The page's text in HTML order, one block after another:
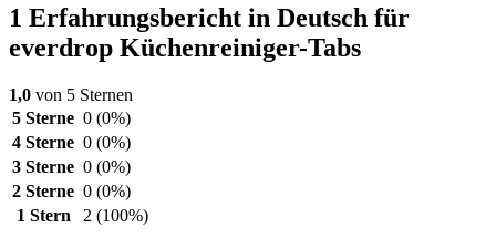
1 Erfahrungsbericht in Deutsch für
everdrop Küchenreiniger-Tabs
1,0 von 5 Sternen
5 Sterne 0 (0%)
4 Sterne 0 (0%)
3 Sterne 0 (0%)
2 Sterne 0 (0%)
1 Stern
2 (100%)